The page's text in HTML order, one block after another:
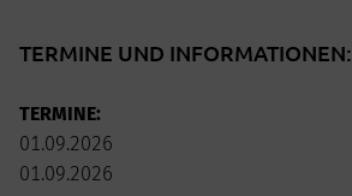
TERMINE UND INFORMATIONEN:
TERMINE:
01.09.2026
01.09.2026